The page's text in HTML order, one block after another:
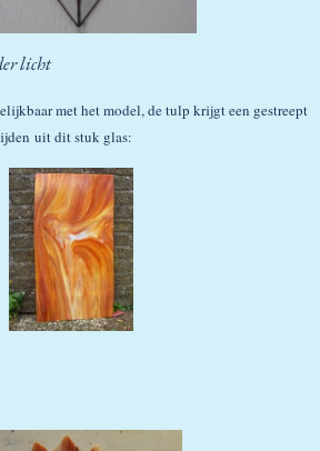
licht
met het model, de tulp krijgt een gestreept
uit dit stuk glas: